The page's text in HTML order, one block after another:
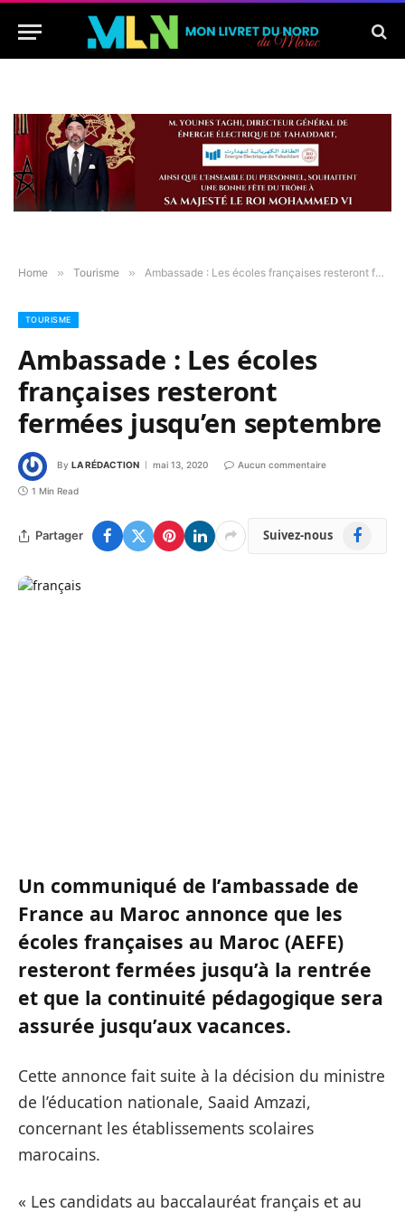
Home » Tourisme » Ambassade : Les écoles françaises resteront fermées jusqu’en septembre
TOURISME
Ambassade : Les écoles
françaises resteront
fermées jusqu’en septembre
By LA RÉDACTION mai 13, 2020 Aucun commentaire
1 Min Read
Partager Suivez-nous Facebook
Un communiqué de l’ambassade de
France au Maroc annonce que les
écoles françaises au Maroc (AEFE)
resteront fermées jusqu’à la rentrée
et que la continuité pédagogique sera
assurée jusqu’aux vacances.
Cette annonce fait suite à la décision du ministre
de l’éducation nationale, Saaid Amzazi,
concernant les établissements scolaires
marocains.
« Les candidats au baccalauréat français et au